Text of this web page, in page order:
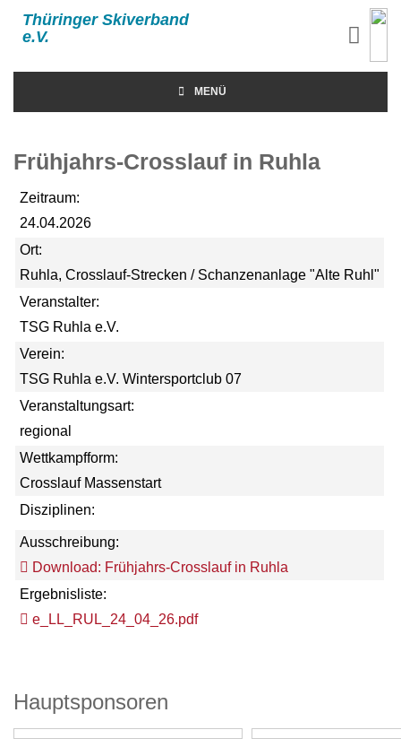
Thüringer Skiverband
e.V.
MENÜ
Frühjahrs-Crosslauf in Ruhla
Zeitraum:
24.04.2026
Ort:
Ruhla, Crosslauf-Strecken / Schanzenanlage "Alte Ruhl"
Veranstalter:
TSG Ruhla e.V.
Verein:
TSG Ruhla e.V. Wintersportclub 07
Veranstaltungsart:
regional
Wettkampfform:
Crosslauf Massenstart
Disziplinen:
Ausschreibung:
Download: Frühjahrs-Crosslauf in Ruhla
Ergebnisliste:
e_LL_RUL_24_04_26.pdf
Hauptsponsoren